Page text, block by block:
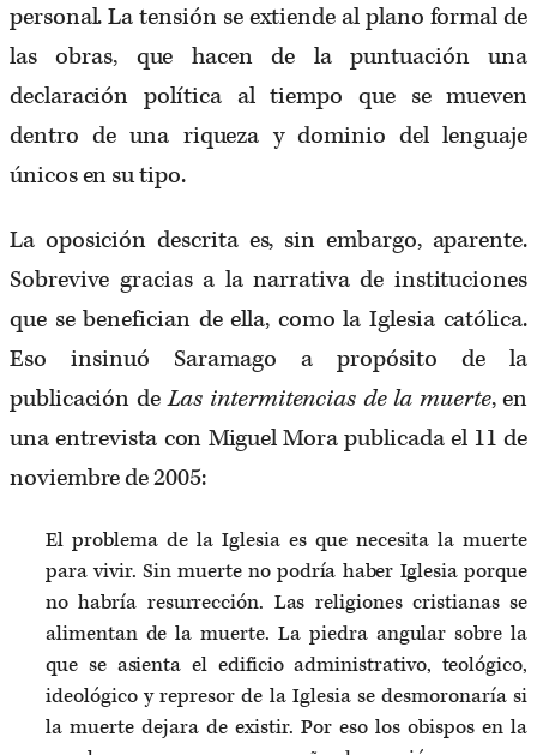
personal. La tensión se extiende al plano formal de
las obras, que hacen de la puntuación una
declaración política al tiempo que se mueven
dentro de una riqueza y dominio del lenguaje
únicos en su tipo.
La oposición descrita es, sin embargo, aparente.
Sobrevive gracias a la narrativa de instituciones
que se benefician de ella, como la Iglesia católica.
Eso insinuó Saramago a propósito de la
publicación deLas intermitencias de la muerte, en
una entrevista con Miguel Mora publicada el 11 de
noviembre de 2005:
El problema de la Iglesia es que necesita la muerte
para vivir. Sin muerte no podría haber Iglesia porque
no habría resurrección. Las religiones cristianas se
alimentan de la muerte. La piedra angular sobre la
que se asienta el edificio administrativo, teológico,
ideológico y represor de la Iglesia se desmoronaría si
la muerte dejara de existir. Por eso los obispos en la